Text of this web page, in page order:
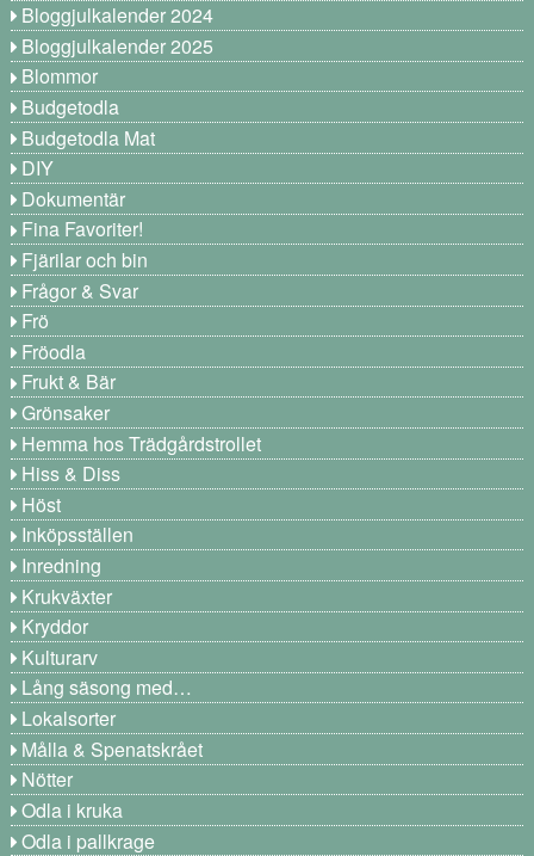
Bloggjulkalender 2024
Bloggjulkalender 2025
Blommor
Budgetodla
Budgetodla Mat
DIY
Dokumentär
Fina Favoriter!
Fjärilar och bin
Frågor & Svar
Frö
Fröodla
Frukt & Bär
Grönsaker
Hemma hos Trädgårdstrollet
Hiss & Diss
Höst
Inköpsställen
Inredning
Krukväxter
Kryddor
Kulturarv
Lång säsong med…
Lokalsorter
Målla & Spenatskrået
Nötter
Odla i kruka
Odla i pallkrage